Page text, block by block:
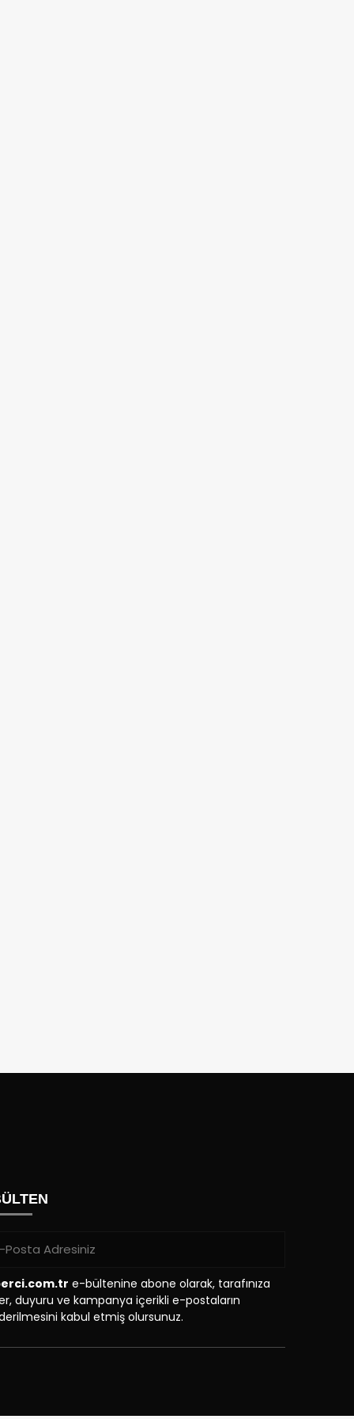
e-bültenine abone olarak, tarafınıza
duyuru ve kampanya içerikli e-postaların
kabul etmiş olursunuz.